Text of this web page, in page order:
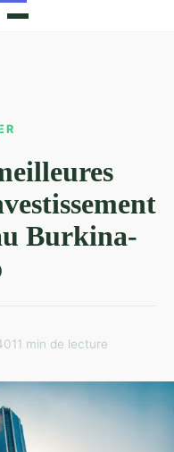
Burkina-
11 min de lecture